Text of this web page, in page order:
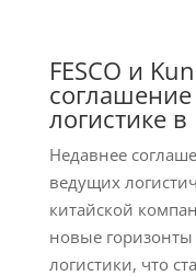
FESCO и
логистике
Недавнее
ведущих
китайской
новые
логистики, что